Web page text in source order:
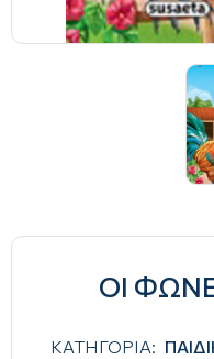
ΟΙ
ΚΑΤΗΓΟΡΙΑ: